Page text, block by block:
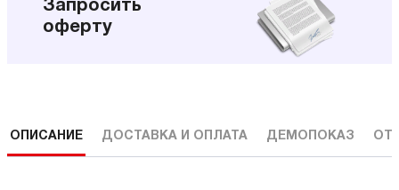
Запросить
оферту
ОПИСАНИЕ ДОСТАВКА И ОПЛАТА ДЕМОПОКАЗ